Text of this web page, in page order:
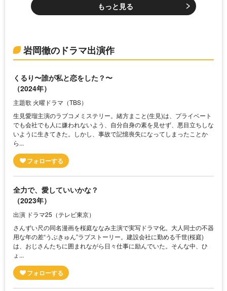
もっと見る
岩岡徹のドラマ出演作
くるり〜誰が私と恋をした？〜
（2024年）
主題歌 火曜ドラマ（TBS）
生見愛瑠主演のラブコメミステリー。緒方まこと(生見)は、プライベート
でも会社でも人に嫌われないよう、自分自身の素を見せず、悪目立ちしな
いように生きてきた。しかし、事故で記憶喪失になってしまったことか
ら...
全力で、愛していいかな？
（2023年）
出演 ドラマ25（テレビ東京）
さんずい尺の同名漫画を桜庭ななみ主演で実写ドラマ化。大人同士の不器
用な年の差“うぶきゅん”ラブストーリー。建設会社に勤める千世(桜庭)
は、おじさんたちに囲まれながら日々仕事に励んでいた。そんな中、ひ
ょ...